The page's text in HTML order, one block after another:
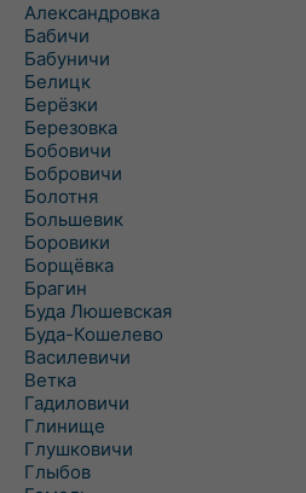
Александровка
Бабичи
Бабуничи
Белицк
Берёзки
Березовка
Бобовичи
Бобровичи
Болотня
Большевик
Боровики
Борщёвка
Брагин
Буда Люшевская
Буда-Кошелево
Василевичи
Ветка
Гадиловичи
Глинище
Глушковичи
Глыбов